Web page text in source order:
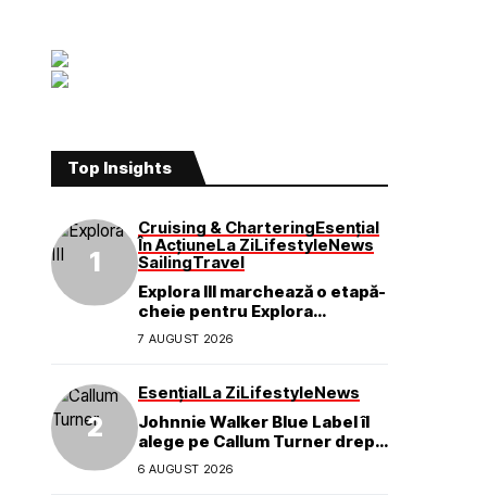
Top Insights
Cruising & CharteringEsențial
În AcțiuneLa ZiLifestyleNews
SailingTravel
Explora III marchează o etapă-
cheie pentru Explora
Journeys
7 AUGUST 2026
EsențialLa ZiLifestyleNews
Johnnie Walker Blue Label îl
alege pe Callum Turner drept
noul ambasador global al
mărcii
6 AUGUST 2026